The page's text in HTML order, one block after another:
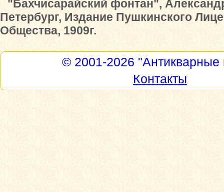
"Бахчисарайский фонтан",
Петербург, Издание Пушкинского
Общества, 1909г.
© 2001-2026 "Антикварные
Контакты